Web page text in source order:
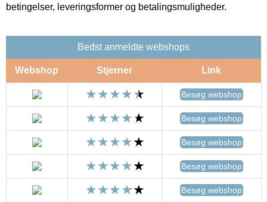
betingelser, leveringsformer og betalingsmuligheder.
Bedst anmeldte webshops
Webshop Stjerner Link
Besøg webshop
Besøg webshop
Besøg webshop
Besøg webshop
Besøg webshop